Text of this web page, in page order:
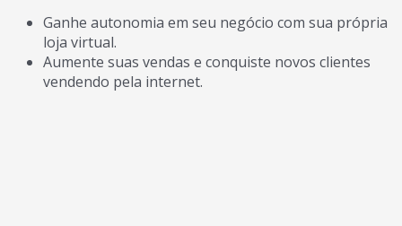
Ganhe autonomia em seu negócio com sua própria
loja virtual.
Aumente suas vendas e conquiste novos clientes
vendendo pela internet.